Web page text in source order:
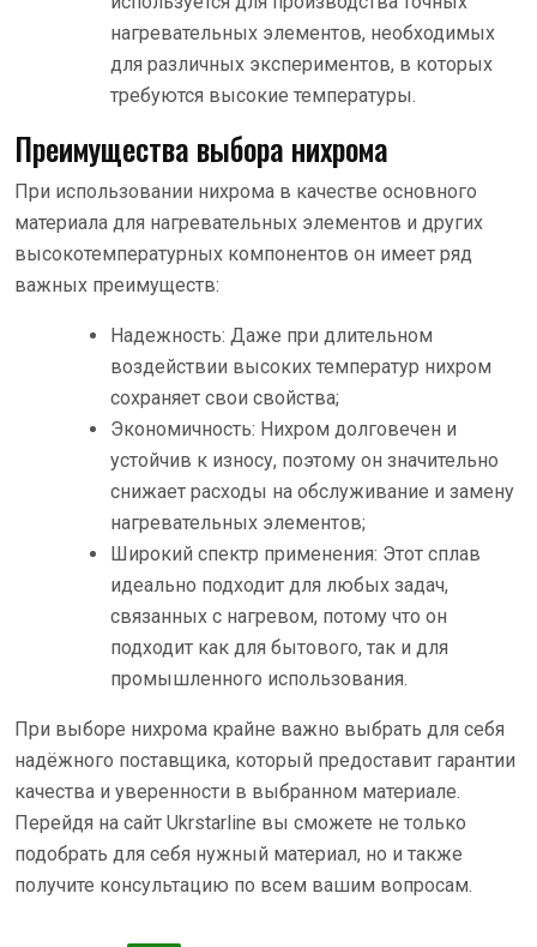
нагревательных элементов, необходимых
для различных экспериментов, в которых
требуются высокие температуры.
Преимущества выбора нихрома
При использовании нихрома в качестве основного
материала для нагревательных элементов и других
высокотемпературных компонентов он имеет ряд
важных преимуществ:
Надежность: Даже при длительном
воздействии высоких температур нихром
сохраняет свои свойства;
Экономичность: Нихром долговечен и
устойчив к износу, поэтому он значительно
снижает расходы на обслуживание и замену
нагревательных элементов;
Широкий спектр применения: Этот сплав
идеально подходит для любых задач,
связанных с нагревом, потому что он
подходит как для бытового, так и для
промышленного использования.
При выборе нихрома крайне важно выбрать для себя
надёжного поставщика, который предоставит гарантии
качества и уверенности в выбранном материале.
Перейдя на сайт Ukrstarline вы сможете не только
подобрать для себя нужный материал, но и также
получите консультацию по всем вашим вопросам.